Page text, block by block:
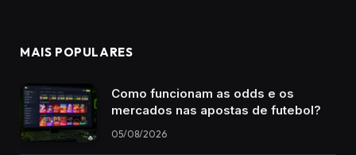
MAIS POPULARES
Como funcionam as odds e os
mercados nas apostas de futebol?
05/08/2026